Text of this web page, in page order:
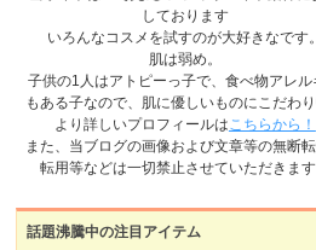
しております
いろんなコスメを試すのが大好きなです。
肌は弱め。
子供の1人はアトピーっ子で、食べ物アレル
もある子なので、肌に優しいものにこだわり
より詳しいプロフィールは こちらから！
また、当ブログの画像および文章等の無断転
転用等などは一切禁止させていただきます
話題沸騰中の注目アイテム